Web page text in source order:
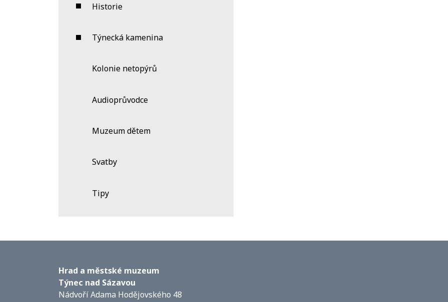
Historie
Týnecká kamenina
Kolonie netopýrů
Audioprůvodce
Muzeum dětem
Svatby
Tipy
Hrad a městské muzeum
Týnec nad Sázavou
Nádvoří Adama Hodějovského 48